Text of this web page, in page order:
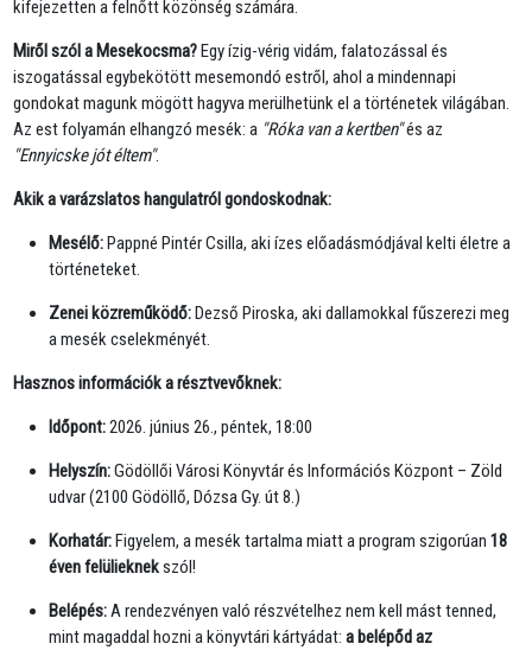
kifejezetten a felnőtt közönség számára.
Miről szól a Mesekocsma?Egy ízig-vérig vidám, falatozással és
iszogatással egybekötött mesemondó estről, ahol a mindennapi
gondokat magunk mögött hagyva merülhetünk el a történetek világában.
Az est folyamán elhangzó mesék: a "Róka van a kertben"és az
"Ennyicske jót éltem".
Akik a varázslatos hangulatról gondoskodnak:
Mesélő:Pappné Pintér Csilla, aki ízes előadásmódjával kelti életre a
történeteket.
Zenei közreműködő:Dezső Piroska, aki dallamokkal fűszerezi meg
a mesék cselekményét.
Hasznos információk a résztvevőknek:
Időpont:2026. június 26., péntek, 18:00
Helyszín:Gödöllői Városi Könyvtár és Információs Központ – Zöld
udvar (2100 Gödöllő, Dózsa Gy. út 8.)
Korhatár:Figyelem, a mesék tartalma miatt a program szigorúan18
éven felülieknekszól!
Belépés:A rendezvényen való részvételhez nem kell mást tenned,
mint magaddal hozni a könyvtári kártyádat:a belépőd az